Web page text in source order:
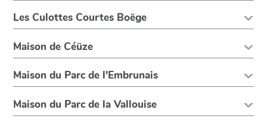
Les Culottes Courtes Boëge
Maison de Céüze
Maison du Parc de l'Embrunais
Maison du Parc de la Vallouise